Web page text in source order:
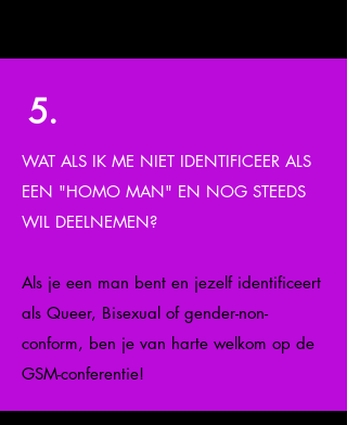
5.
WAT ALS IK ME NIET IDENTIFICEER ALS
EEN "HOMO MAN" EN NOG STEEDS
WIL DEELNEMEN?
Als je een man bent en jezelf identificeert
als Queer, Bisexual of gender-non-
conform, ben je van harte welkom op de
GSM-conferentie!